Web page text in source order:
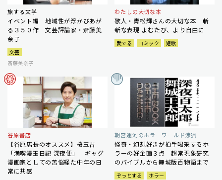
旅する文学
イベント編 地域性が浮かびあが
る３５０作 文芸評論家・斎藤美
奈子
文芸
斎藤美奈子
わたしの大切な本
歌人・青松輝さんの大切な本 斬
新な表現 よむたび、より自由に
愛でる コミック 短歌
谷原書店
【谷原店長のオススメ】桜玉吉
「満喫漫玉日記 深夜便」 ギャグ
漫画家としての苦悩経た中年の日
常に共感
朝宮運河のホラーワールド渉猟
怪奇・幻想好きが拍手喝采するホ
ラーの好企画３点 超常現象研究
のバイブルから舞城版百物語まで
ぞっとする
ホラー